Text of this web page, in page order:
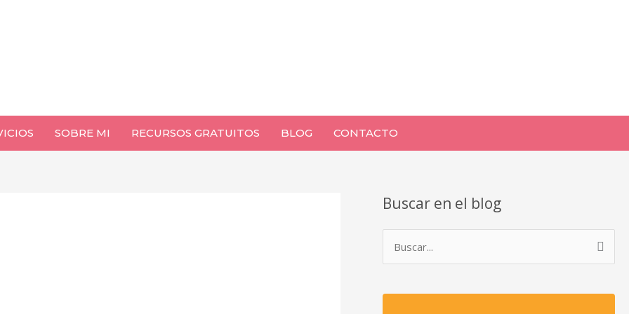
SOBRE MI RECURSOS GRATUITOS BLOG CONTACTO
Buscar en el blog
u